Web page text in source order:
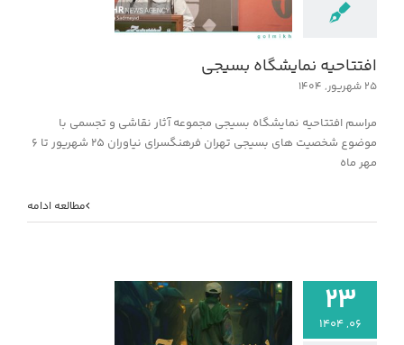
افتتاحیه نمایشگاه بسیجی
۲۵ شهریور, ۱۴۰۴
مراسم افتتاحیه نمایشگاه بسیجی مجموعه آثار نقاشی و تجسمی با
موضوع شخصیت های بسیجی تهران فرهنگسرای نیاوران ۲۵ شهریور تا ۶
مهر ماه
مطالعه ادامه
۲۳
۰۶, ۱۴۰۴